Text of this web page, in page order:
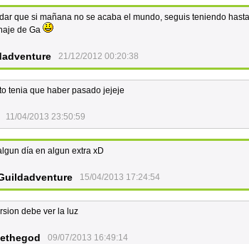
que si mañana no se acaba el mundo, seguis teniendo
de Ga
21/12/2012 00:20:38
tenia que haber pasado jejeje
11/04/2013 23:50:59
día en algun extra xD
15/04/2013 17:24:54
debe ver la luz
09/07/2013 16:49:14